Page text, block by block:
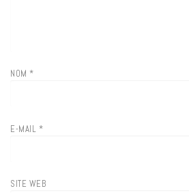
NOM *
E-MAIL *
SITE WEB